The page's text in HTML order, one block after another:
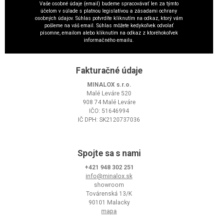
Vaše osobné údaje (email) budeme spracovávať len za týmto
účelom v súlade s platnou legislatívou a zásadami ochrany
osobných údajov. Súhlas potvrdíte kliknutím na odkaz, ktorý vám
pošleme na váš email. Súhlas môžete kedykoľvek odvolať
písomne, emailom alebo kliknutím na odkaz z ktoréhokoľvek
informačného emailu.
Fakturačné údaje
MINALOX s.r.o.
Malé Leváre 520
908 74 Malé Leváre
IČO: 51646994
IČ DPH: SK2120737036
Spojte sa s nami
+421 948 302 251
info@minalox.sk
showroom
Továrenská 13/K
90101 Malacky
mapa